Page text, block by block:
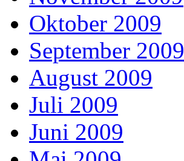
Oktober 2009
September 2009
August 2009
Juli 2009
Juni 2009